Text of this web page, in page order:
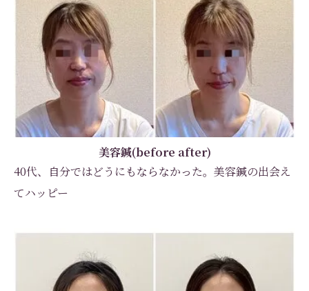
美容鍼(before after)
40代、自分ではどうにもならなかった。美容鍼の出会え
てハッピー